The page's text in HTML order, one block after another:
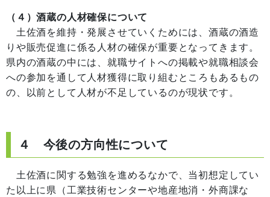
（４）酒蔵の人材確保について
土佐酒を維持・発展させていくためには、酒蔵の酒造
りや販売促進に係る人材の確保が重要となってきます。
県内の酒蔵の中には、就職サイトへの掲載や就職相談会
への参加を通して人材獲得に取り組むところもあるもの
の、以前として人材が不足しているのが現状です。
４ 今後の方向性について
土佐酒に関する勉強を進めるなかで、当初想定してい
た以上に県（工業技術センターや地産地消・外商課な